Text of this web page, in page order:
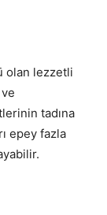
olan lezzetli
tadına
epey fazla